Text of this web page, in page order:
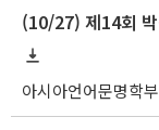
아시아언어문명학부